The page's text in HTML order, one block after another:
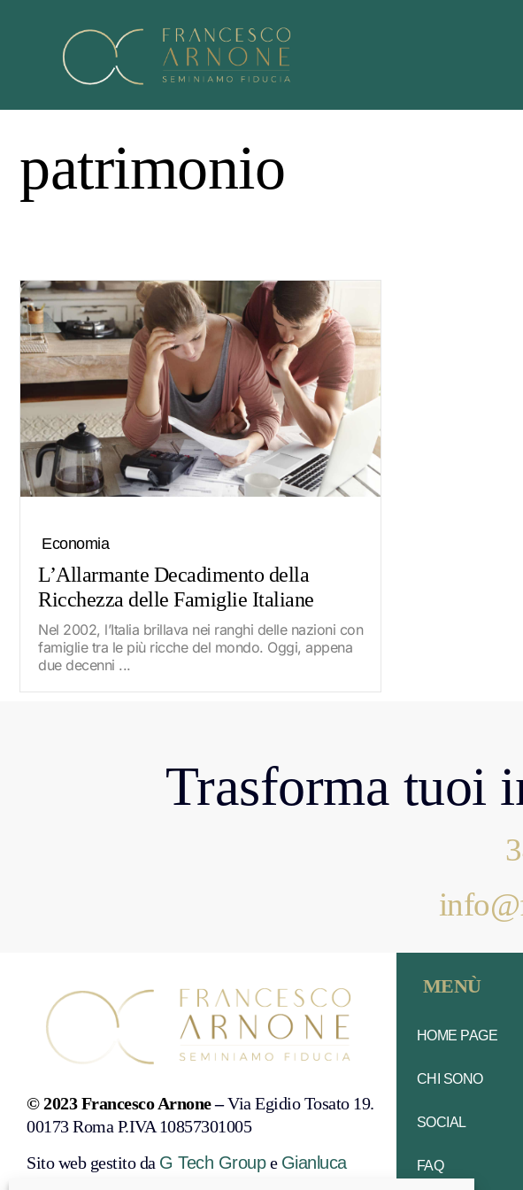
patrimonio
Economia
L’Allarmante Decadimento della
Ricchezza delle Famiglie Italiane
Nel 2002, l’Italia brillava nei ranghi delle nazioni con
famiglie tra le più ricche del mondo. Oggi, appena
due decenni ...
Trasforma tuoi
© 2023 Francesco Arnone–Via Egidio Tosato 19.
00173 Roma P.IVA 10857301005
Sito web gestito da G Tech Groupe Gianluca
MENÙ
HOME PAGE
CHI SONO
SOCIAL
FAQ